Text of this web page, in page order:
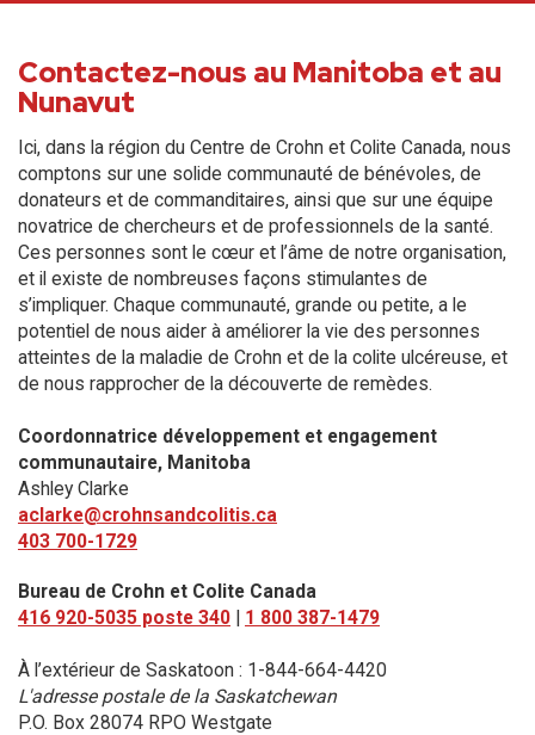
Contactez-nous au Manitoba et au
Nunavut
Ici, dans la région du Centre de Crohn et Colite Canada, nous
comptons sur une solide communauté de bénévoles, de
donateurs et de commanditaires, ainsi que sur une équipe
novatrice de chercheurs et de professionnels de la santé.
Ces personnes sont le cœur et l’âme de notre organisation,
et il existe de nombreuses façons stimulantes de
s’impliquer. Chaque communauté, grande ou petite, a le
potentiel de nous aider à améliorer la vie des personnes
atteintes de la maladie de Crohn et de la colite ulcéreuse, et
de nous rapprocher de la découverte de remèdes.
Coordonnatrice développement et engagement
communautaire, Manitoba
Ashley Clarke
aclarke@crohnsandcolitis.ca
403 700-1729
Bureau de Crohn et Colite Canada
416 920-5035 poste 340 | 1 800 387-1479
À l’extérieur de Saskatoon : 1-844-664-4420
L'adresse postale de la Saskatchewan
P.O. Box 28074 RPO Westgate